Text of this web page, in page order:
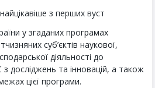
з перших вуст
у згаданих програмах
суб’єктів наукової,
діяльності до
досліджень та інновацій, а також
цієї програми.